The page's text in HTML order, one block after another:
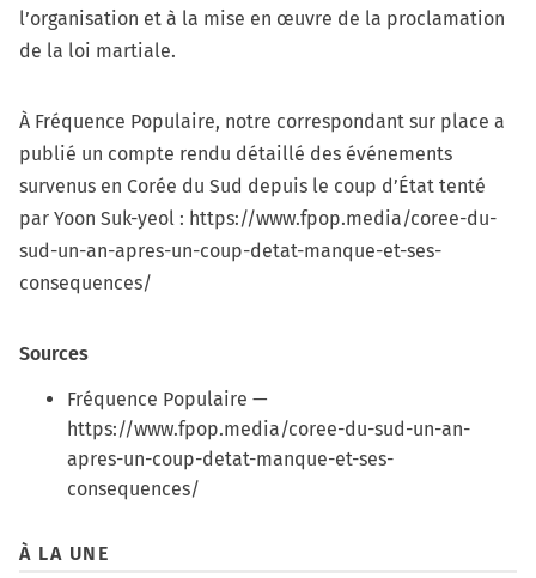
l’organisation et à la mise en œuvre de la proclamation
de la loi martiale.
À Fréquence Populaire, notre correspondant sur place a
publié un compte rendu détaillé des événements
survenus en Corée du Sud depuis le coup d’État tenté
par Yoon Suk-yeol : https://www.fpop.media/coree-du-
sud-un-an-apres-un-coup-detat-manque-et-ses-
consequences/
Sources
Fréquence Populaire —
https://www.fpop.media/coree-du-sud-un-an-
apres-un-coup-detat-manque-et-ses-
consequences/
À LA UNE